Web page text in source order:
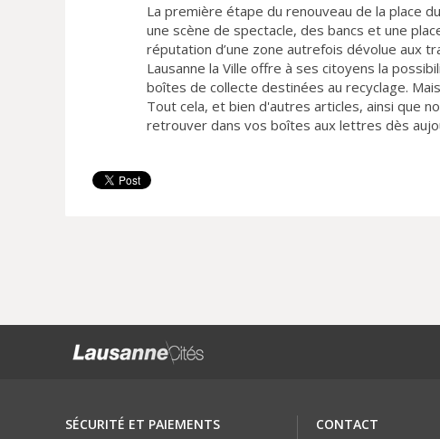
La première étape du renouveau de la place
une scène de spectacle, des bancs et une
réputation d’une zone autrefois dévolue aux
Lausanne la Ville offre à ses citoyens la
boîtes de collecte destinées au recyclage.
Tout cela, et bien d'autres articles, ainsi que
retrouver dans vos boîtes aux lettres dès
SÉCURITÉ ET PAIEMENTS CONTACT